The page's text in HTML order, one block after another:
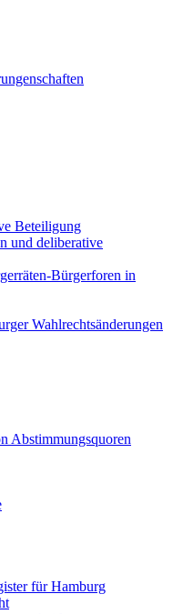
Beteiligung
und deliberative
Bürgerforen in
Wahlrechtsänderungen
Abstimmungsquoren
für Hamburg